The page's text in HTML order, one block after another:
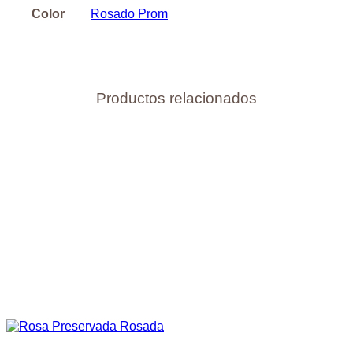
Color Rosado Prom
Productos relacionados